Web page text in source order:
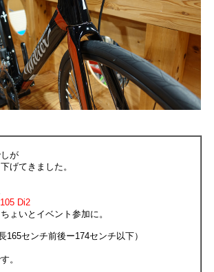
が
げてきました。
Di2
ょいとイベント参加に。
センチ前後ー174センチ以下）
。